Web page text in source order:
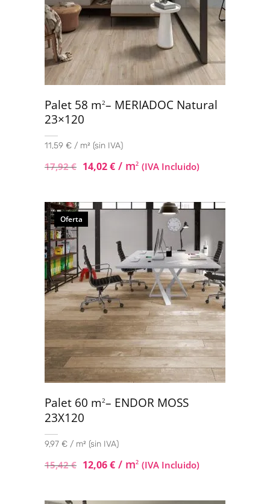
Palet 58 m2– MERIADOC Natural
23×120
11,59 € / m² (sin IVA)
17,92€ 14,02€ / m2 (IVA Incluido)
Oferta
Palet 60 m2– ENDOR MOSS
23X120
9,97 € / m² (sin IVA)
15,42€ 12,06€ / m2 (IVA Incluido)